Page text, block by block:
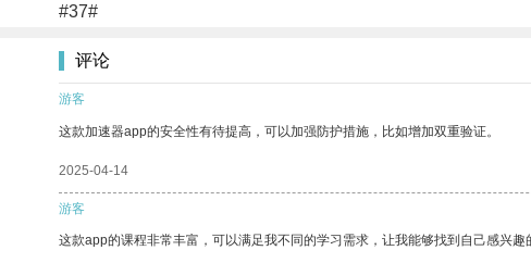
#37#
评论
游客
这款加速器app的安全性有待提高，可以加强防护措施，比如增加双重验证。
2025-04-14
游客
这款app的课程非常丰富，可以满足我不同的学习需求，让我能够找到自己感兴趣